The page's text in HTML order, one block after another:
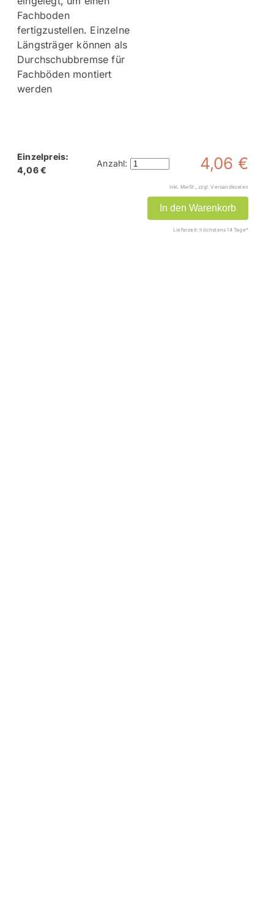
Fachboden
fertigzustellen. Einzelne
Längsträger können als
Durchschubbremse für
Fachböden montiert
werden
Einzelpreis:
4,06 €
Anzahl: 4,06 €
inkl. MwSt., zzgl. Versandkosten
In den Warenkorb
Lieferzeit: höchstens 14 Tage*